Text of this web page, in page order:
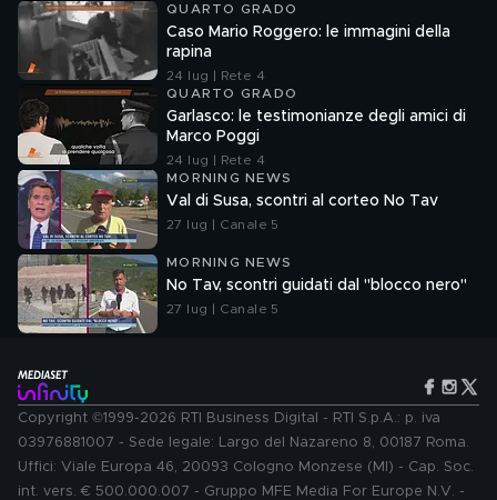
QUARTO GRADO
Caso Mario Roggero: le immagini della
rapina
24 lug | Rete 4
QUARTO GRADO
Garlasco: le testimonianze degli amici di
Marco Poggi
24 lug | Rete 4
MORNING NEWS
Val di Susa, scontri al corteo No Tav
27 lug | Canale 5
MORNING NEWS
No Tav, scontri guidati dal "blocco nero"
27 lug | Canale 5
Copyright ©1999-2026 RTI Business Digital - RTI S.p.A.: p. iva
03976881007 - Sede legale: Largo del Nazareno 8, 00187 Roma.
Uffici: Viale Europa 46, 20093 Cologno Monzese (MI) - Cap. Soc.
int. vers. € 500.000.007 - Gruppo MFE Media For Europe N.V. -